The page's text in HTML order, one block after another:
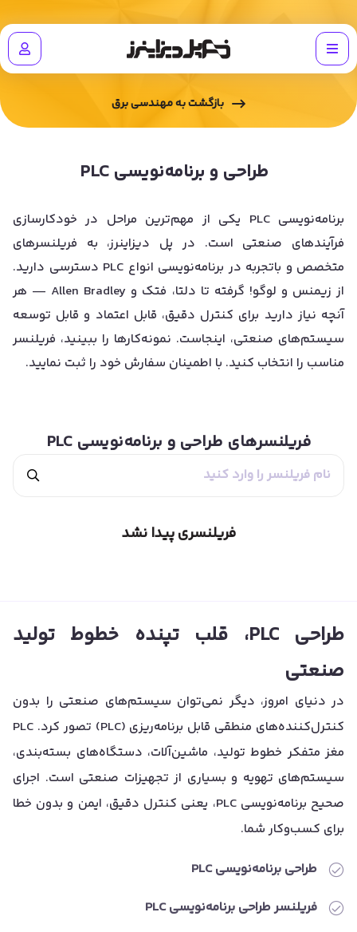
بازگشت بهمهندسی برق
طراحی و برنامه‌نویسی PLC
برنامه‌نویسی PLC یکی از مهم‌ترین مراحل در خودکارسازی
فرآیندهای صنعتی است. در پل دیزاینرز، به فریلنسرهای
متخصص و باتجربه در برنامه‌نویسی انواع PLC دسترسی دارید.
از زیمنس و لوگو! گرفته تا دلتا، فتک و Allen Bradley — هر
آنچه نیاز دارید برای کنترل دقیق، قابل اعتماد و قابل توسعه
سیستم‌های صنعتی، اینجاست. نمونه‌کارها را ببینید، فریلنسر
مناسب را انتخاب کنید. با اطمینان سفارش خود را ثبت نمایید.
فریلنسرهای طراحی و برنامه‌نویسی PLC
فریلنسری پیدا نشد
طراحی PLC، قلب تپنده خطوط تولید
صنعتی
در دنیای امروز، دیگر نمی‌توان سیستم‌های صنعتی را بدون
کنترل‌کننده‌های منطقی قابل برنامه‌ریزی (PLC) تصور کرد. PLC
مغز متفکر خطوط تولید، ماشین‌آلات، دستگاه‌های بسته‌بندی،
سیستم‌های تهویه و بسیاری از تجهیزات صنعتی است. اجرای
صحیح برنامه‌نویسی PLC، یعنی کنترل دقیق، ایمن و بدون خطا
برای کسب‌وکار شما.
طراحی برنامه‌نویسی PLC
فریلنسر طراحی برنامه‌نویسی PLC